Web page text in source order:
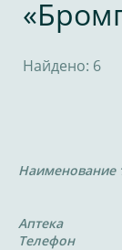
Найдено: 6
Наименование
Аптека
Телефон